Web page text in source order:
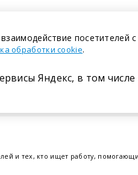
и тех, кто ищет работу,
обработки cookie.
Яндекс, в том